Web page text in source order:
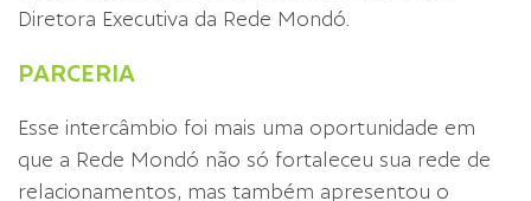
Diretora Executiva da Rede Mondó.
PARCERIA
Esse intercâmbio foi mais uma oportunidade em
que a Rede Mondó não só fortaleceu sua rede de
relacionamentos, mas também apresentou o